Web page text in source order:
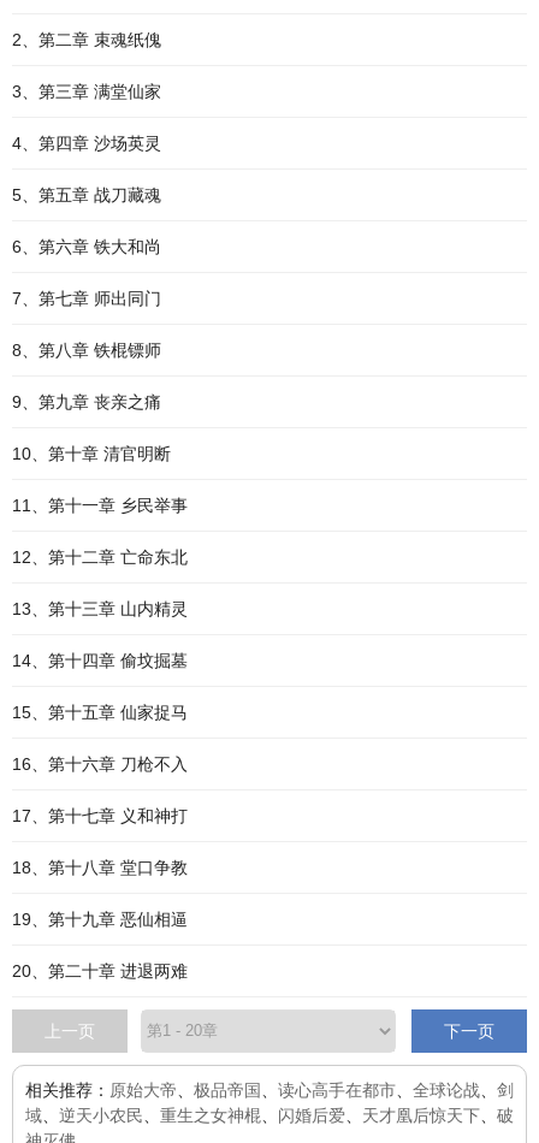
2、第二章 束魂纸傀
3、第三章 满堂仙家
4、第四章 沙场英灵
5、第五章 战刀藏魂
6、第六章 铁大和尚
7、第七章 师出同门
8、第八章 铁棍镖师
9、第九章 丧亲之痛
10、第十章 清官明断
11、第十一章 乡民举事
12、第十二章 亡命东北
13、第十三章 山内精灵
14、第十四章 偷坟掘墓
15、第十五章 仙家捉马
16、第十六章 刀枪不入
17、第十七章 义和神打
18、第十八章 堂口争教
19、第十九章 恶仙相逼
20、第二十章 进退两难
上一页 下一页
相关推荐： 原始大帝 极品帝国 读心高手在都市 全球论战
剑
域
逆天小农民 重生之女神棍 闪婚后爱 天才凰后惊天下
破